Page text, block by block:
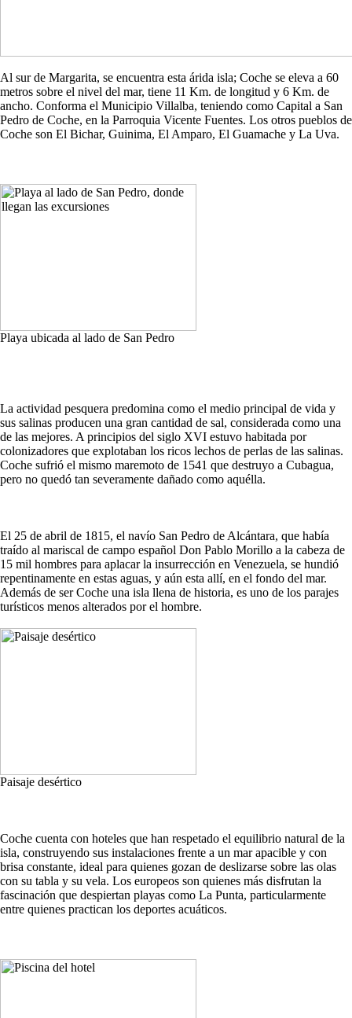
Al sur de Margarita, se encuentra esta árida isla; Coche se eleva a 60
metros sobre el nivel del mar, tiene 11 Km. de longitud y 6 Km. de
ancho. Conforma el Municipio Villalba, teniendo como Capital a San
Pedro de Coche, en la Parroquia Vicente Fuentes. Los otros pueblos de
Coche son El Bichar, Guinima, El Amparo, El Guamache y La Uva.
Playa ubicada al lado de San Pedro
La actividad pesquera predomina como el medio principal de vida y
sus salinas producen una gran cantidad de sal, considerada como una
de las mejores. A principios del siglo XVI estuvo habitada por
colonizadores que explotaban los ricos lechos de perlas de las salinas.
Coche sufrió el mismo maremoto de 1541 que destruyo a Cubagua,
pero no quedó tan severamente dañado como aquélla.
El 25 de abril de 1815, el navío San Pedro de Alcántara, que había
traído al mariscal de campo español Don Pablo Morillo a la cabeza de
15 mil hombres para aplacar la insurrección en Venezuela, se hundió
repentinamente en estas aguas, y aún esta allí, en el fondo del mar.
Además de ser Coche una isla llena de historia, es uno de los parajes
turísticos menos alterados por el hombre.
Paisaje desértico
Coche cuenta con hoteles que han respetado el equilibrio natural de la
isla, construyendo sus instalaciones frente a un mar apacible y con
brisa constante, ideal para quienes gozan de deslizarse sobre las olas
con su tabla y su vela. Los europeos son quienes más disfrutan la
fascinación que despiertan playas como La Punta, particularmente
entre quienes practican los deportes acuáticos.